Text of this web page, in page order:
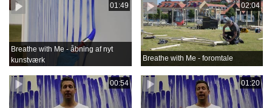
01:49
Breathe with Me - åbning af nyt
kunstværk
02:04
Breathe with Me - foromtale
00:54 01:20